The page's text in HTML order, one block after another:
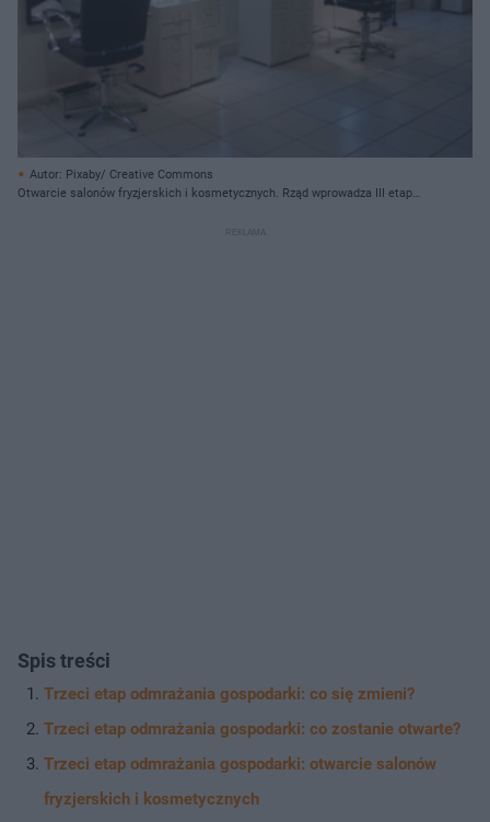
Autor: Pixaby/ Creative Commons
Otwarcie salonów fryzjerskich i kosmetycznych. Rząd wprowadza III etap
Spis treści
Trzeci etap odmrażania gospodarki: co się zmieni?
Trzeci etap odmrażania gospodarki: co zostanie otwarte?
Trzeci etap odmrażania gospodarki: otwarcie salonów
fryzjerskich i kosmetycznych